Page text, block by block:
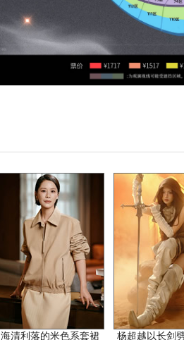
海清利落的米色系套裙 杨超越以长剑